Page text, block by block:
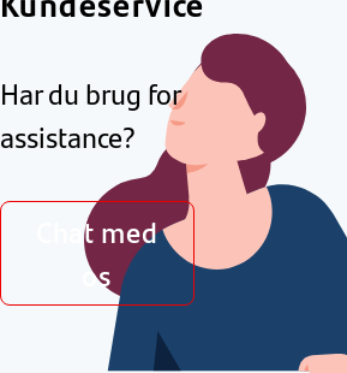
Har du brug for
assistance?
Chat med
os